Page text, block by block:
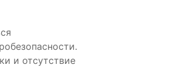
и отсутствие